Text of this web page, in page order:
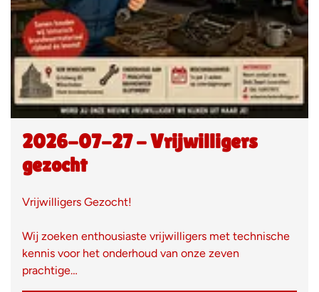
2026-07-27 - Vrijwilligers
gezocht
Vrijwilligers Gezocht!
Wij zoeken enthousiaste vrijwilligers met technische
kennis voor het onderhoud van onze zeven
prachtige…